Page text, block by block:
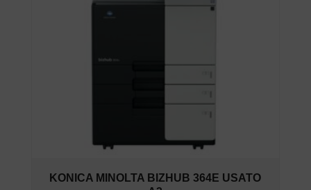
KONICA MINOLTA BIZHUB 364E USATO